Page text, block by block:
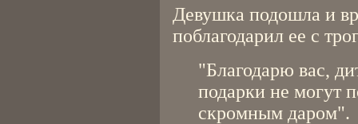
Девушка подошла и
поблагодарил ее с
"Благодарю вас,
подарки не могут
скромным даром".